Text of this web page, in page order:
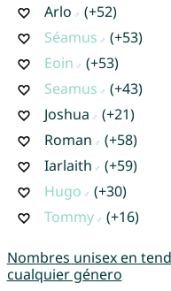
Arlo
(+52)
Séamus
(+53)
Eoin
(+53)
Seamus
(+43)
Joshua
(+21)
Roman
(+58)
Iarlaith
(+59)
Hugo
(+30)
Tommy
(+16)
Nombres unisex en
cualquier género